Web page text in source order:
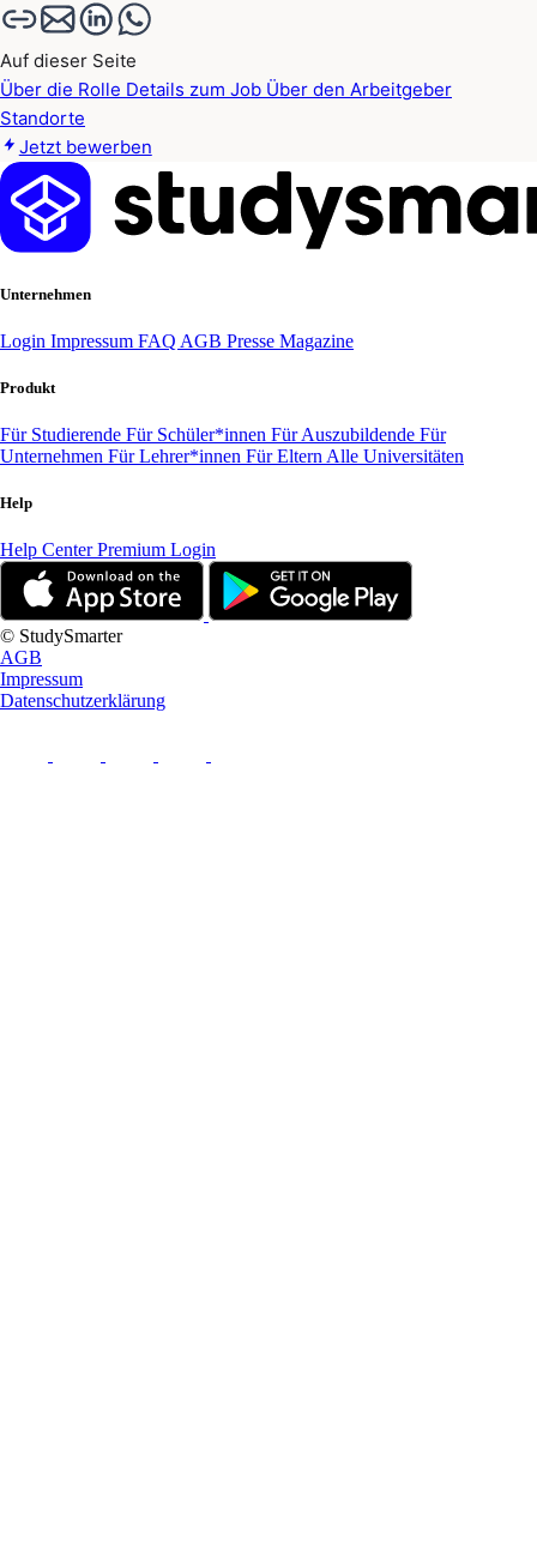
Auf dieser Seite
Über die Rolle Details zum Job Über den Arbeitgeber
Standorte
Jetzt bewerben
Unternehmen
Login Impressum FAQ AGB Presse Magazine
Produkt
Für Studierende Für Schüler*innen Für Auszubildende Für
Unternehmen Für Lehrer*innen Für Eltern Alle Universitäten
Help
Help CenterPremium Login
© StudySmarter
AGB
Impressum
Datenschutzerklärung